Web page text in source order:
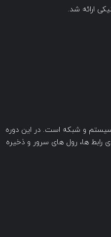
مهم برای هر مدیر سیستم و شبکه است. در این دوره
سپس به پیکربندی رابط ها، رول های سرور و ذخیره